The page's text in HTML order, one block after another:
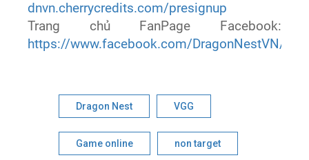
dnvn.cherrycredits.com/presignup
Trang chủ FanPage Facebook:
https://www.facebook.com/DragonNestVN/
Dragon Nest VGG
Game online non target